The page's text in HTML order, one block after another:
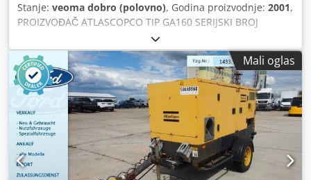
Stanje: veoma dobro (polovno), Godina proizvodnje: 2001,
PROIZVOĐAČ ATLASCOPCO TIP GA160 SERIJSKI BROJ
AIF072890 GODINA 2001 SNAGA (kW) 167 KAPACITET
(m3/min) 21 PRITISAK (bar) 8.5 SATI RADA (SATI/UKUPNO)
MENJAČ FREKVENCIJE ne UGRAĐENI SUŠAČ ne IZMENJIVAČ
TOPLOTE ne HLAĐENJE (VAZDUH/VODA) vazduh NA
REZERVOARU ne Dwsdpfx Aezq Afueklea DOKUMENTACIJA
ne PRIKLJUČAK 3 NOVO/KORIŠĆENO KORIŠĆENO
Mali oglas